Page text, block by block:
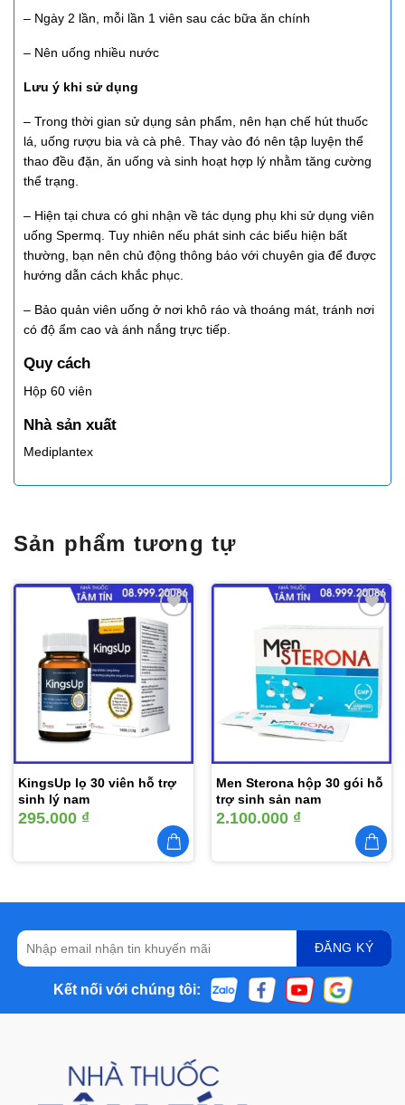
– Ngày 2 lần, mỗi lần 1 viên sau các bữa ăn chính
– Nên uống nhiều nước
Lưu ý khi sử dụng
– Trong thời gian sử dụng sản phẩm, nên hạn chế hút thuốc
lá, uống rượu bia và cà phê. Thay vào đó nên tập luyện thể
thao đều đặn, ăn uống và sinh hoạt hợp lý nhằm tăng cường
thể trạng.
– Hiện tại chưa có ghi nhận về tác dụng phụ khi sử dụng viên
uống Spermq. Tuy nhiên nếu phát sinh các biểu hiện bất
thường, bạn nên chủ động thông báo với chuyên gia để được
hướng dẫn cách khắc phục.
– Bảo quản viên uống ở nơi khô ráo và thoáng mát, tránh nơi
có độ ẩm cao và ánh nắng trực tiếp.
Quy cách
Hộp 60 viên
Nhà sản xuất
Mediplantex
Sản phẩm tương tự
Thêm
vào
yêu
thích
KingsUp lọ 30 viên hỗ trợ
sinh lý nam
295.000 ₫
vào
yêu
thích
Men Sterona hộp 30 gói hỗ
trợ sinh sản nam
2.100.000 ₫
Kết nối với chúng tôi: